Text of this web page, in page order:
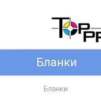
Бланки
Главная
Наша продукция
Бланки